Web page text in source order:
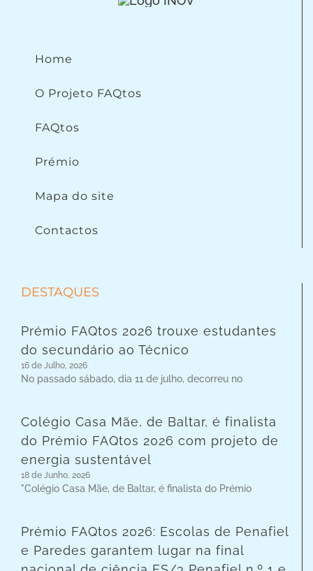
Home
O Projeto FAQtos
FAQtos
Prémio
Mapa do site
Contactos
DESTAQUES
Prémio FAQtos 2026 trouxe estudantes
do secundário ao Técnico
16 de Julho, 2026
No passado sábado, dia 11 de julho, decorreu no
Colégio Casa Mãe, de Baltar, é finalista
do Prémio FAQtos 2026 com projeto de
energia sustentável
18 de Junho, 2026
"Colégio Casa Mãe, de Baltar, é finalista do Prémio
Prémio FAQtos 2026: Escolas de Penafiel
e Paredes garantem lugar na final